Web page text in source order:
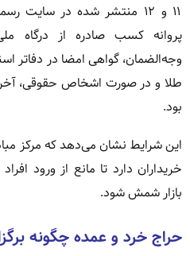
۱۱ و ۱۲ منتشر شده در
پروانه کسب صادره از درگاه
وجه‌الضمان، گواهی امضا در دفاتر
طلا و در صورت اشخاص حقوقی،
بود.
این شرایط نشان می‌دهد که مرکز
خریداران دارد تا مانع از ورود
بازار شمش شود.
حراج خرد و عمده چگونه